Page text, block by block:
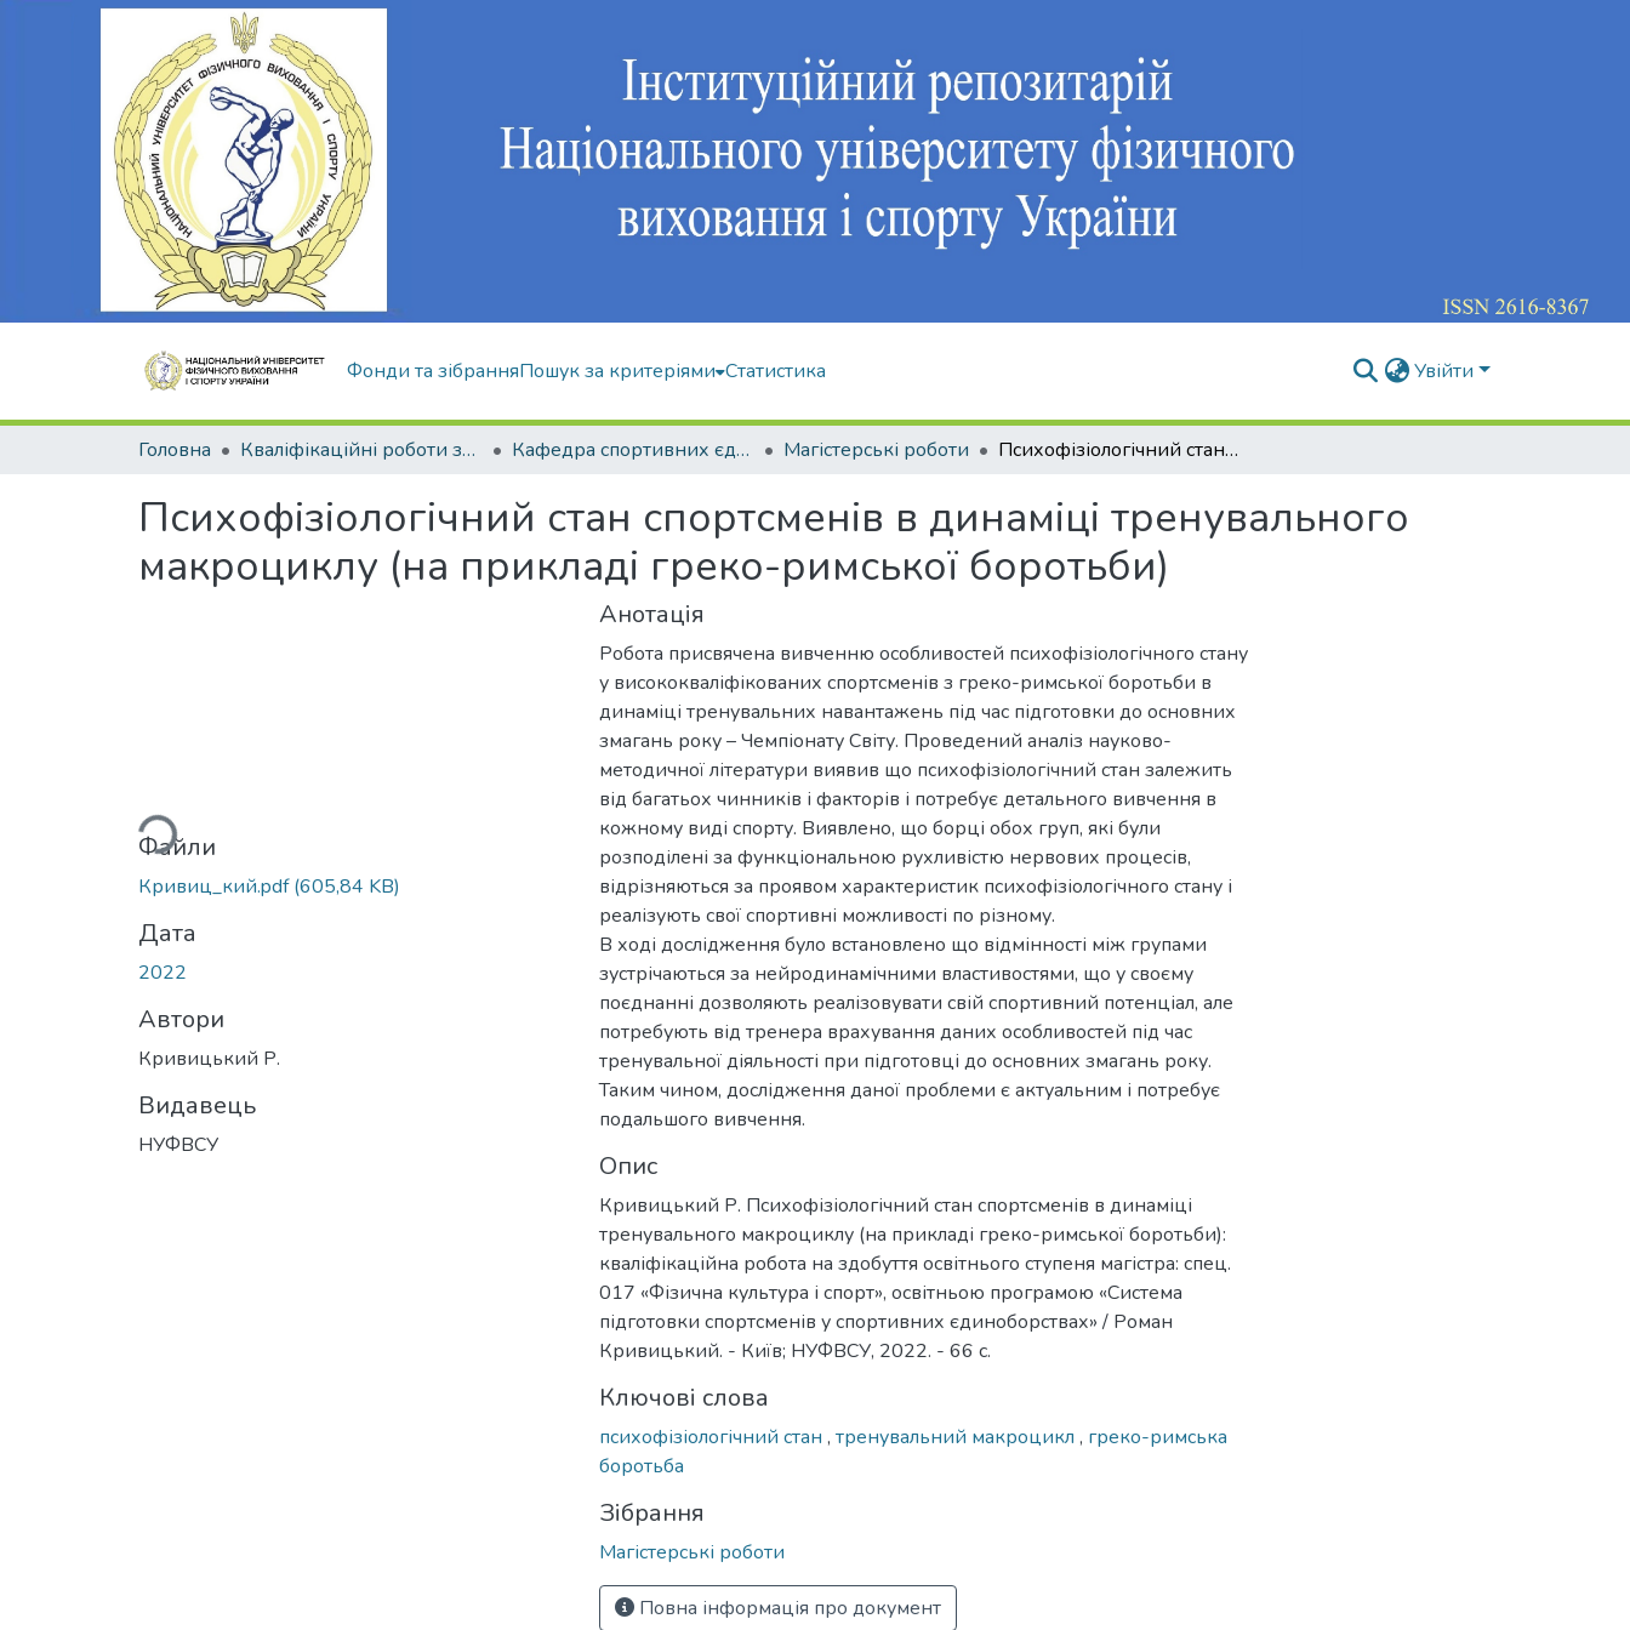
Фонди та зібранняПошук за критеріями Статистика Увійти
Головна Кваліфікаційні роботи здобувачів вищої освіти Кафедра спортивних єдиноборств та силових видів спорту Магістерські роботи Психофізіологічний стан спортсменів в динаміці тренувального макроциклу (на прикладі греко-римської боротьби)
Психофізіологічний стан спортсменів в динаміці тренувального
макроциклу (на прикладі греко-римської боротьби)
Вантажиться...
Файли
Кривиц_кий.pdf(605,84 KB)
Дата
2022
Автори
Кривицький Р.
Видавець
НУФВСУ
Анотація
Робота присвячена вивченню особливостей психофізіологічного стану
у висококваліфікованих спортсменів з греко-римської боротьби в
динаміці тренувальних навантажень під час підготовки до основних
змагань року – Чемпіонату Світу. Проведений аналіз науково-
методичної літератури виявив що психофізіологічний стан залежить
від багатьох чинників і факторів і потребує детального вивчення в
кожному виді спорту. Виявлено, що борці обох груп, які були
розподілені за функціональною рухливістю нервових процесів,
відрізняються за проявом характеристик психофізіологічного стану і
реалізують свої спортивні можливості по різному.
В ході дослідження було встановлено що відмінності між групами
зустрічаються за нейродинамічними властивостями, що у своєму
поєднанні дозволяють реалізовувати свій спортивний потенціал, але
потребують від тренера врахування даних особливостей під час
тренувальної діяльності при підготовці до основних змагань року.
Таким чином, дослідження даної проблеми є актуальним і потребує
подальшого вивчення.
Опис
Кривицький Р. Психофізіологічний стан спортсменів в динаміці
тренувального макроциклу (на прикладі греко-римської боротьби):
кваліфікаційна робота на здобуття освітнього ступеня магістра: спец.
017 «Фізична культура і спорт», освітньою програмою «Система
підготовки спортсменів у спортивних єдиноборствах» / Роман
Кривицький. - Київ; НУФВСУ, 2022. - 66 с.
Ключові слова
психофізіологічний стан , тренувальний макроцикл , греко-римська
боротьба
Зібрання
Магістерські роботи
Повна інформація про документ